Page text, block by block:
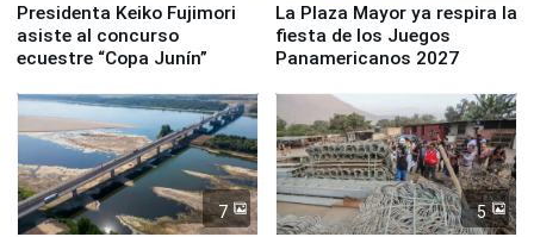
Presidenta Keiko Fujimori
asiste al concurso
ecuestre “Copa Junín”
La Plaza Mayor ya respira la
fiesta de los Juegos
Panamericanos 2027
7 5